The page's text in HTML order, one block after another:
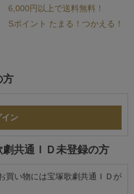
6,000円以上で送料無料！
Sポイント たまる！つかえる！
方
共通ＩＤ未登録の方
買い物には宝塚歌劇共通ＩＤが